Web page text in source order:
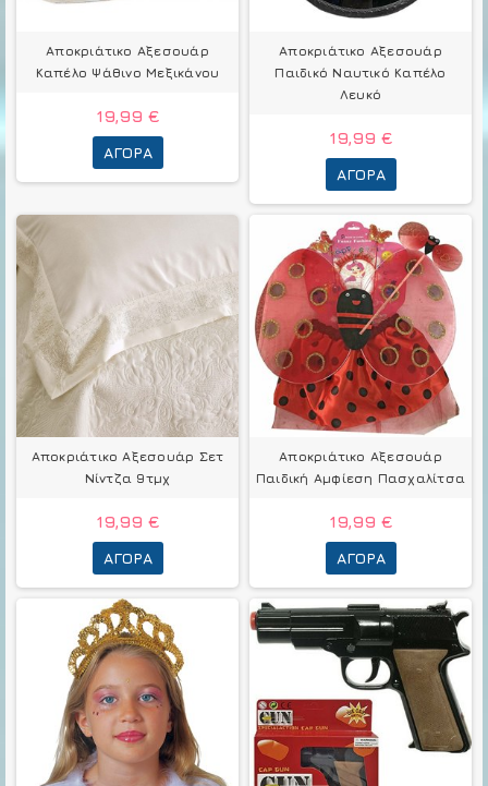
Αποκριάτικο Αξεσουάρ
Καπέλο Ψάθινο Μεξικάνου
19,99 €
ΑΓΟΡΆ
Αποκριάτικο Αξεσουάρ
Παιδικό Ναυτικό Καπέλο
Λευκό
19,99 €
ΑΓΟΡΆ
Αποκριάτικο Αξεσουάρ Σετ
Νίντζα 9τμχ
19,99 €
ΑΓΟΡΆ
Αποκριάτικο Αξεσουάρ
Παιδική Αμφίεση Πασχαλίτσα
19,99 €
ΑΓΟΡΆ